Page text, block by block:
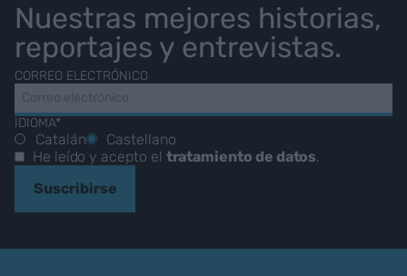
Nuestras mejores historias,
reportajes y entrevistas.
CORREO ELECTRÓNICO
IDIOMA*
Catalán
Castellano
He leído y acepto el tratamiento de datos.
Suscribirse